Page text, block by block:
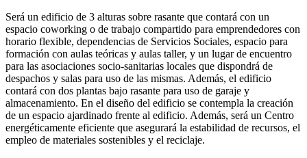
Será un edificio de 3 alturas sobre rasante que contará con un
espacio coworking o de trabajo compartido para emprendedores con
horario flexible, dependencias de Servicios Sociales, espacio para
formación con aulas teóricas y aulas taller, y un lugar de encuentro
para las asociaciones socio-sanitarias locales que dispondrá de
despachos y salas para uso de las mismas. Además, el edificio
contará con dos plantas bajo rasante para uso de garaje y
almacenamiento. En el diseño del edificio se contempla la creación
de un espacio ajardinado frente al edificio. Además, será un Centro
energéticamente eficiente que asegurará la estabilidad de recursos, el
empleo de materiales sostenibles y el reciclaje.